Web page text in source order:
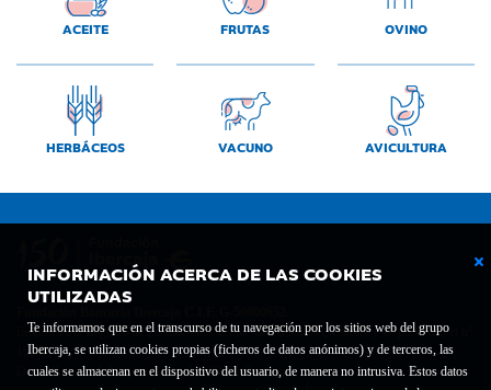
INFORMACIÓN ACERCA DE LAS COOKIES
UTILIZADAS
Te informamos que en el transcurso de tu navegación por los sitios web del grupo
Ibercaja, se utilizan cookies propias (ficheros de datos anónimos) y de terceros, las
cuales se almacenan en el dispositivo del usuario, de manera no intrusiva. Estos datos
ACEITE FRUTAS OVINO
HERBÁCEOS VACUNO AVICULTURA
Inscrita en el Registro de Fundaciones del Mº de Educación, Cultura y Deporte con el nº
1689.
Domicilio social: Joaquín Costa, 13. 50001 Zaragoza.